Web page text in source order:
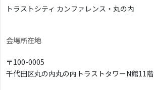
トラストシティ カンファレンス・丸の内
会場所在地
〒100-0005
千代田区丸の内丸の内トラストタワーN館11階